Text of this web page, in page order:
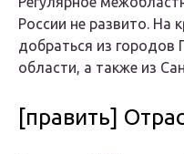
России не развито. На
добраться из городов
области, а также из
[править]